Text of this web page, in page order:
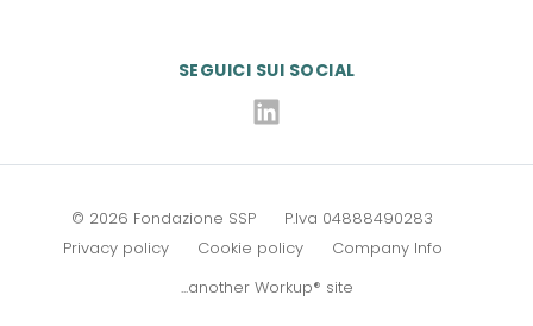
SEGUICI SUI SOCIAL
Linkedin
© 2026 Fondazione SSP
P.Iva 04888490283
Privacy policy
Cookie policy
Company Info
...another Workup® site